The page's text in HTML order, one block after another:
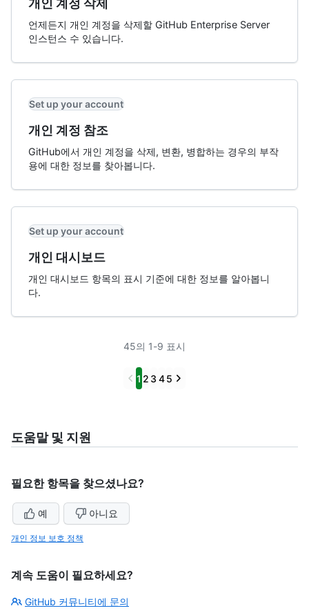
개인 계정 삭제
언제든지 개인 계정을 삭제할 GitHub Enterprise Server
인스턴스 수 있습니다.
Set up your account
개인 계정 참조
GitHub에서 개인 계정을 삭제, 변환, 병합하는 경우의 부작
용에 대한 정보를 찾아봅니다.
Set up your account
개인 대시보드
개인 대시보드 항목의 표시 기준에 대한 정보를 알아봅니
다.
45의 1-9 표시
Previous
1 2 3 45 Next
도움말 및 지원
필요한 항목을 찾으셨나요?
예 아니요
개인 정보 보호 정책
계속 도움이 필요하세요?
GitHub 커뮤니티에 문의